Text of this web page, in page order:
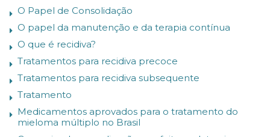
O Papel de Consolidação
O papel da manutenção e da terapia contínua
O que é recidiva?
Tratamentos para recidiva precoce
Tratamentos para recidiva subsequente
Tratamento
Medicamentos aprovados para o tratamento do
mieloma múltiplo no Brasil